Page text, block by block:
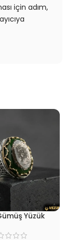
için adım,
Yüzük